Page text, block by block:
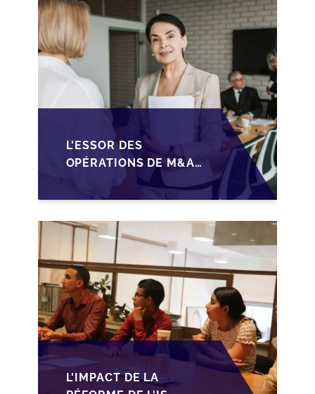
L'ESSOR DES
OPÉRATIONS DE M&A
MID-MARKET AU
MAROC EN 2026 :
DÉFIS POUR LES PME
L'IMPACT DE LA